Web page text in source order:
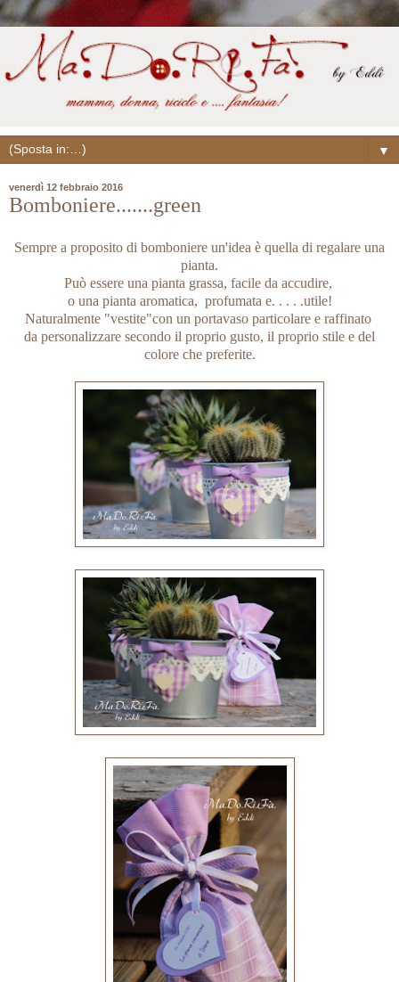
▼
venerdì 12 febbraio 2016
Bomboniere.......green
Sempre a proposito di bomboniere un'idea è quella di regalare una
pianta.
Può essere una pianta grassa, facile da accudire,
o una pianta aromatica, profumata e. . . . .utile!
Naturalmente "vestite"con un portavaso particolare e raffinato
da personalizzare secondo il proprio gusto, il proprio stile e del
colore che preferite.